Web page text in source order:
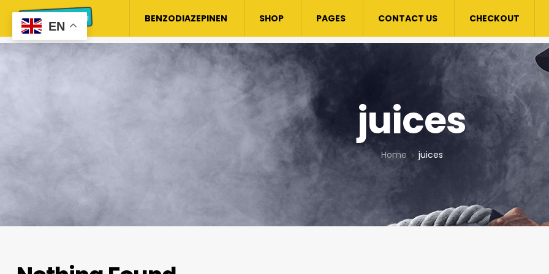
BENZODIAZEPINEN SHOP PAGES CONTACT US CHECKOUT
juices
Home juices
EN